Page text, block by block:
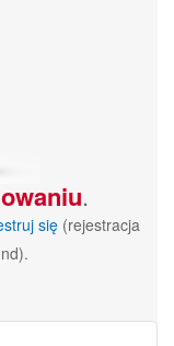
.
się(rejestracja